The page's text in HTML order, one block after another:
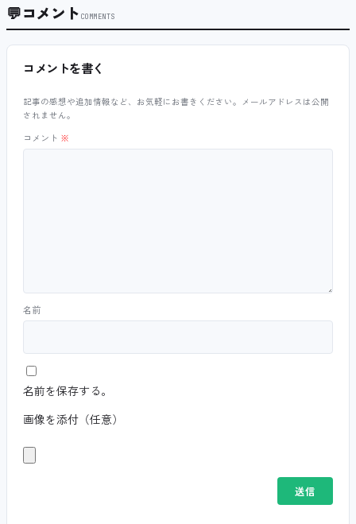
💬コメント COMMENTS
コメントを書く
記事の感想や追加情報など、お気軽にお書きください。メールアドレスは公開
されません。
コメント ※
名前
名前を保存する。
画像を添付（任意）